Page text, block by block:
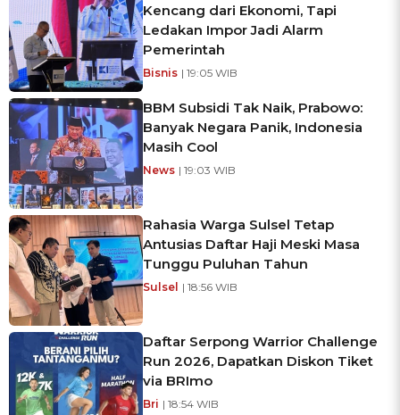
Kencang dari Ekonomi, Tapi
Ledakan Impor Jadi Alarm
Pemerintah
Bisnis | 19:05 WIB
BBM Subsidi Tak Naik, Prabowo:
Banyak Negara Panik, Indonesia
Masih Cool
News | 19:03 WIB
Rahasia Warga Sulsel Tetap
Antusias Daftar Haji Meski Masa
Tunggu Puluhan Tahun
Sulsel | 18:56 WIB
Daftar Serpong Warrior Challenge
Run 2026, Dapatkan Diskon Tiket
via BRImo
Bri | 18:54 WIB